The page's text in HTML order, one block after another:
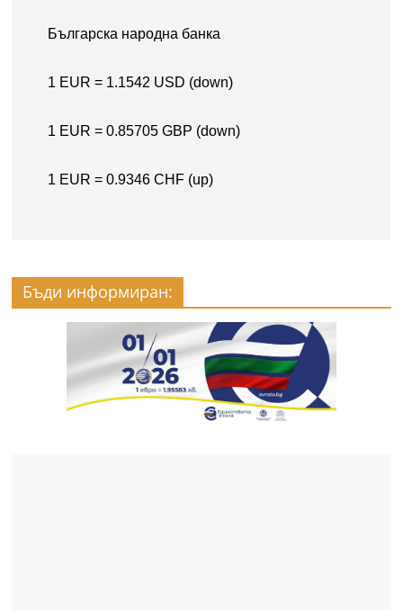
Бъди информиран: